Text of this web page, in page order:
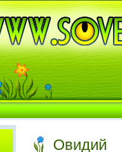
Овидий